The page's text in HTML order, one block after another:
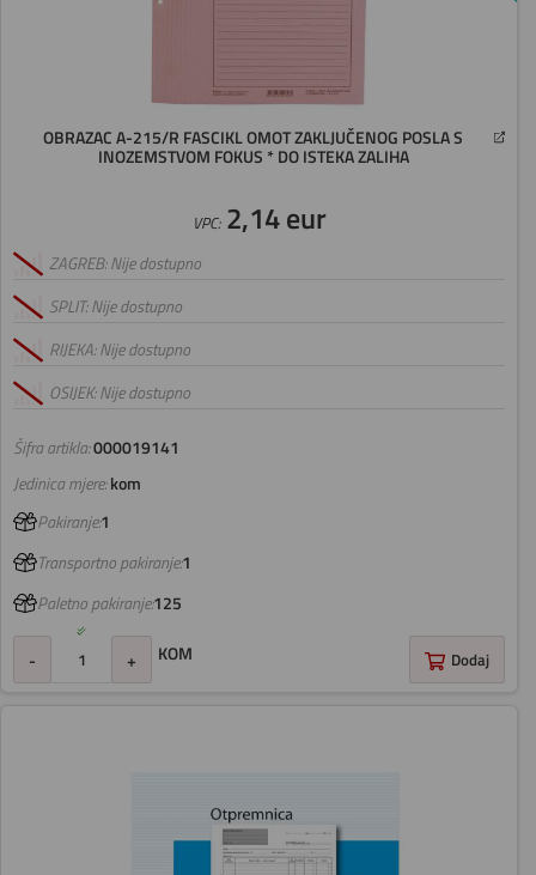
OBRAZAC A-215/R FASCIKL OMOT ZAKLJUČENOG POSLA S
INOZEMSTVOM FOKUS * DO ISTEKA ZALIHA
Šifra artikla:000019141
VPC:2,14 eur
ZAGREB: Nije dostupno
SPLIT: Nije dostupno
RIJEKA: Nije dostupno
OSIJEK: Nije dostupno
Jedinica mjere:kom
Pakiranje:1
Transportno pakiranje:1
Paletno pakiranje:125
- + KOM Dodaj